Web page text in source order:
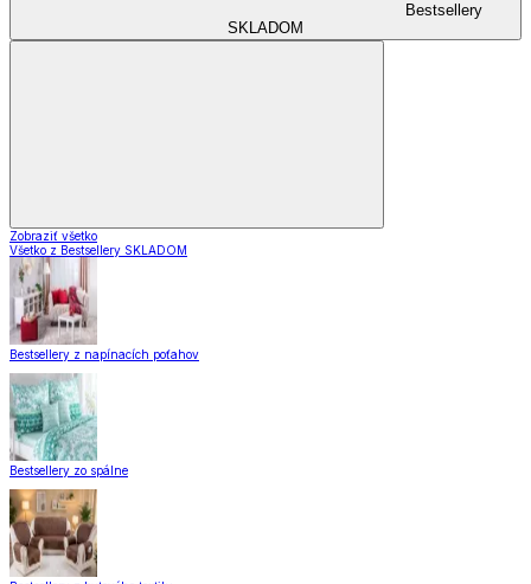
Bestsellery
SKLADOM
Zobraziť všetko
Všetko z Bestsellery SKLADOM
Bestsellery z napínacích poťahov
Bestsellery zo spálne